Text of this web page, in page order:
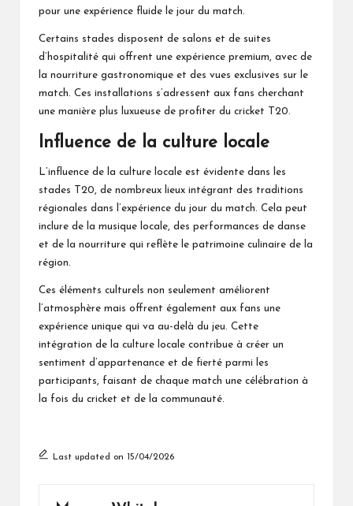
pour une expérience fluide le jour du match.
Certains stades disposent de salons et de suites
d’hospitalité qui offrent une expérience premium, avec de
la nourriture gastronomique et des vues exclusives sur le
match. Ces installations s’adressent aux fans cherchant
une manière plus luxueuse de profiter du cricket T20.
Influence de la culture locale
L’influence de la culture locale est évidente dans les
stades T20, de nombreux lieux intégrant des traditions
régionales dans l’expérience du jour du match. Cela peut
inclure de la musique locale, des performances de danse
et de la nourriture qui reflète le patrimoine culinaire de la
région.
Ces éléments culturels non seulement améliorent
l’atmosphère mais offrent également aux fans une
expérience unique qui va au-delà du jeu. Cette
intégration de la culture locale contribue à créer un
sentiment d’appartenance et de fierté parmi les
participants, faisant de chaque match une célébration à
la fois du cricket et de la communauté.
Last updated on 15/04/2026